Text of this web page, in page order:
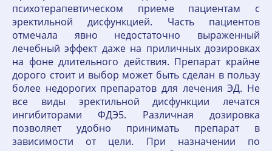
психотерапевтическом приеме пациентам с
эректильной дисфункцией. Часть пациентов
отмечала явно недостаточно выраженный
лечебный эффект даже на приличных дозировках
на фоне длительного действия. Препарат крайне
дорого стоит и выбор может быть сделан в пользу
более недорогих препаратов для лечения ЭД. Не
все виды эректильной дисфункции лечатся
ингибиторами ФДЭ5. Различная дозировка
позволяет удобно принимать препарат в
зависимости от цели. При назначении по